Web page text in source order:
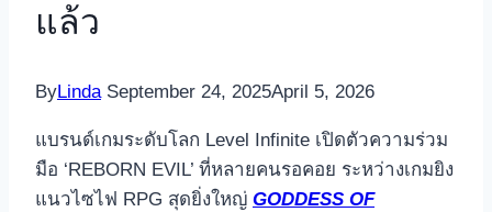
แล้ว
ByLinda September 24, 2025April 5, 2026
แบรนด์เกมระดับโลก Level Infinite เปิดตัวความร่วม
มือ ‘REBORN EVIL’ ที่หลายคนรอคอย ระหว่างเกมยิง
แนวไซไฟ RPG สุดยิ่งใหญ่ GODDESS OF